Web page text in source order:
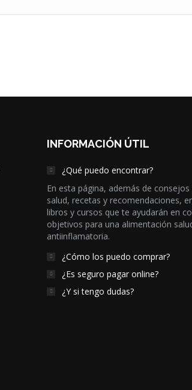
INFORMACIÓN ÚTIL
¿Qué puedo encontrar?
En esta página, además de
salud, recetas y recomendaciones,
libros y cursos que te ayudarán en
objetivos para una alimentación
antiinflamatoria.
¿Cómo los puedo comprar?
¿Es seguro pagar online?
¿Y si tengo dudas?